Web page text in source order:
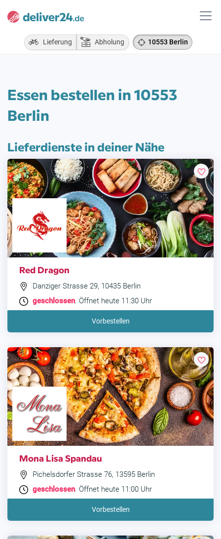
Lieferung Abholung 10553 Berlin
Essen bestellen in 10553
Berlin
Lieferdienste in deiner Nähe
Red Dragon
Danziger Strasse 29, 10435 Berlin
geschlossen. Öffnet heute 11:30 Uhr
Vorbestellen
Mona Lisa Spandau
Pichelsdorfer Strasse 76, 13595 Berlin
geschlossen. Öffnet heute 11:00 Uhr
Vorbestellen